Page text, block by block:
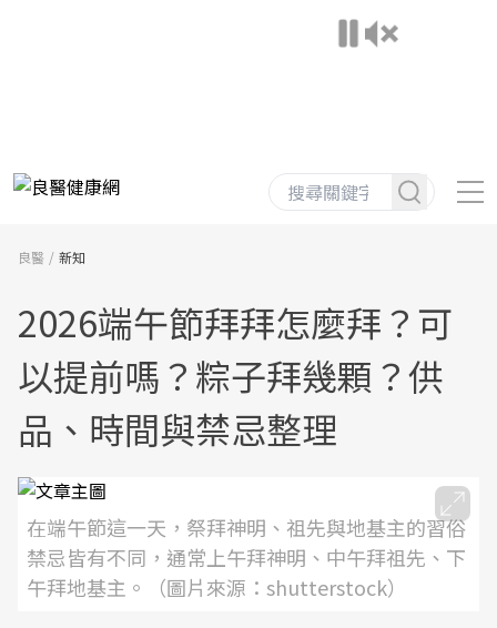
良醫 新知
2026端午節拜拜怎麼拜？可
以提前嗎？粽子拜幾顆？供
品、時間與禁忌整理
在端午節這一天，祭拜神明、祖先與地基主的習俗
禁忌皆有不同，通常上午拜神明、中午拜祖先、下
午拜地基主。（圖片來源：shutterstock）